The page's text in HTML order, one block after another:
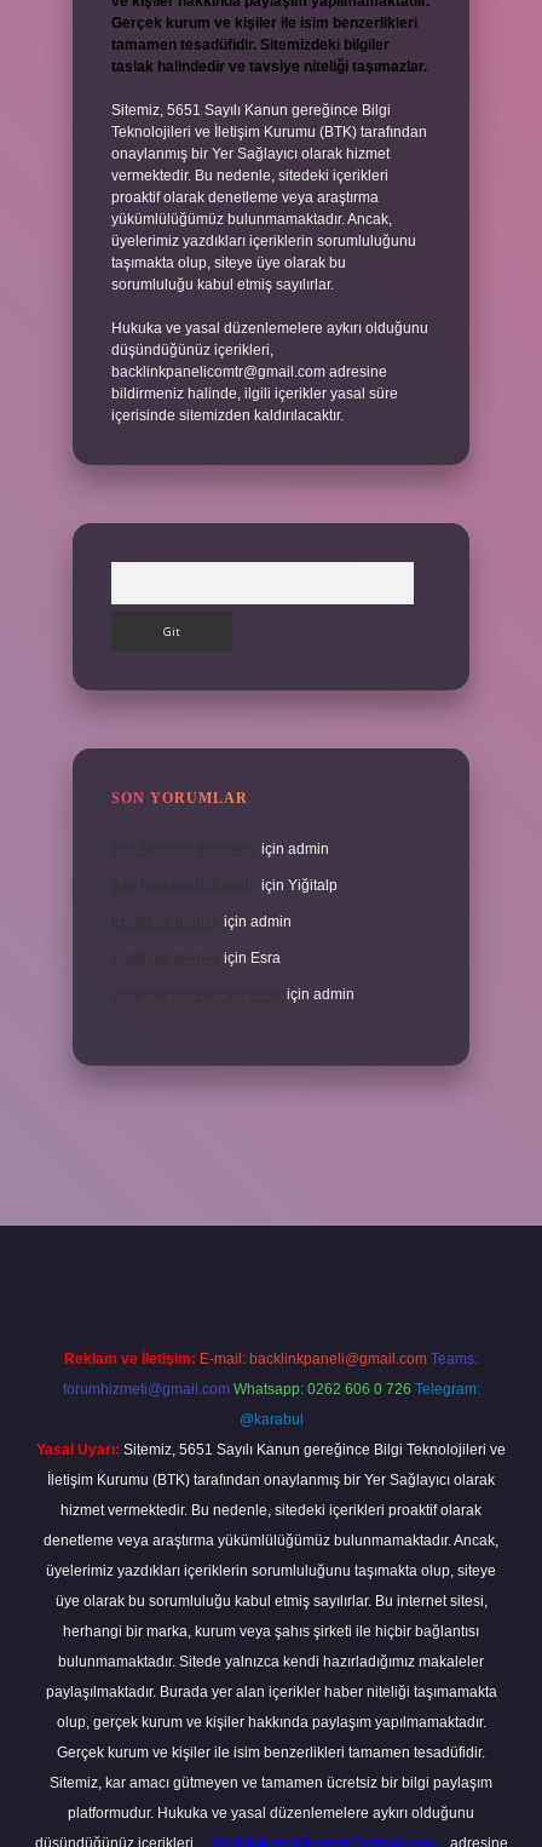
Gerçek kurum ve kişiler ile isim benzerlikleri
tamamen tesadüfidir. Sitemizdeki bilgiler
taslak halindedir ve tavsiye niteliği taşımazlar.
Sitemiz, 5651 Sayılı Kanun gereğince Bilgi
Teknolojileri ve İletişim Kurumu (BTK) tarafından
onaylanmış bir Yer Sağlayıcı olarak hizmet
vermektedir. Bu nedenle, sitedeki içerikleri
proaktif olarak denetleme veya araştırma
yükümlülüğümüz bulunmamaktadır. Ancak,
üyelerimiz yazdıkları içeriklerin sorumluluğunu
taşımakta olup, siteye üye olarak bu
sorumluluğu kabul etmiş sayılırlar.
Hukuka ve yasal düzenlemelere aykırı olduğunu
düşündüğünüz içerikleri,
backlinkpanelicomtr@gmail.com adresine
bildirmeniz halinde, ilgili içerikler yasal süre
içerisinde sitemizden kaldırılacaktır.
SON YORUMLAR
için admin
için Yiğitalp
için admin
için Esra
için admin
Reklam ve İletişim: E-mail: backlinkpaneli@gmail.com Teams:
forumhizmeti@gmail.com Whatsapp: 0262 606 0 726 Telegram:
@karabul
Yasal Uyarı: Sitemiz, 5651 Sayılı Kanun gereğince Bilgi Teknolojileri ve
İletişim Kurumu (BTK) tarafından onaylanmış bir Yer Sağlayıcı olarak
hizmet vermektedir. Bu nedenle, sitedeki içerikleri proaktif olarak
denetleme veya araştırma yükümlülüğümüz bulunmamaktadır. Ancak,
üyelerimiz yazdıkları içeriklerin sorumluluğunu taşımakta olup, siteye
üye olarak bu sorumluluğu kabul etmiş sayılırlar. Bu internet sitesi,
herhangi bir marka, kurum veya şahıs şirketi ile hiçbir bağlantısı
bulunmamaktadır. Sitede yalnızca kendi hazırladığımız makaleler
paylaşılmaktadır. Burada yer alan içerikler haber niteliği taşımamakta
olup, gerçek kurum ve kişiler hakkında paylaşım yapılmamaktadır.
Gerçek kurum ve kişiler ile isim benzerlikleri tamamen tesadüfidir.
Sitemiz, kar amacı gütmeyen ve tamamen ücretsiz bir bilgi paylaşım
platformudur. Hukuka ve yasal düzenlemelere aykırı olduğunu
düşündüğünüz içerikleri,
backlinkpanelicomtr@gmail.com adresine